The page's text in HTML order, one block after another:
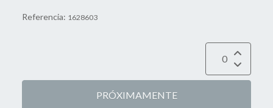
Referencia: 1628603
PRÓXIMAMENTE